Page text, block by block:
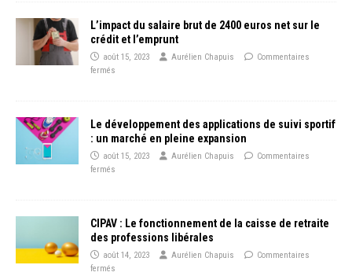
L’impact du salaire brut de 2400 euros net sur le
crédit et l’emprunt
août 15, 2023 Aurélien Chapuis
Commentaires
fermés
Le développement des applications de suivi sportif
: un marché en pleine expansion
août 15, 2023 Aurélien Chapuis
Commentaires
fermés
CIPAV : Le fonctionnement de la caisse de retraite
des professions libérales
août 14, 2023 Aurélien Chapuis
Commentaires
fermés